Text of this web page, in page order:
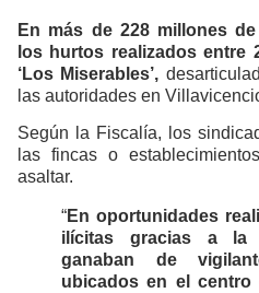
En más de 228 millones
los hurtos realizados entre
‘Los Miserables’,
las autoridades en
Según la Fiscalía, los
las fincas o
asaltar.
“En oportunidades
ilícitas gracias a la
ganaban de
ubicados en el centro